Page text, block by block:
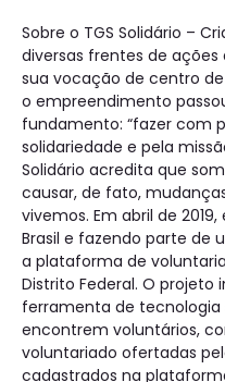
Sobre o TGS Solidário –
diversas frentes de ações
sua vocação de centro
o empreendimento
fundamento: “fazer com
solidariedade e pela
Solidário acredita que
causar, de fato,
vivemos. Em abril de
Brasil e fazendo parte de
a plataforma de
Distrito Federal. O
ferramenta de tecnologia
encontrem voluntários,
voluntariado ofertadas
cadastrados na